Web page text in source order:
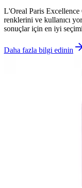
L'Oreal Paris Excellence
renklerini ve kullanıcı
sonuçlar için en iyi
Daha fazla bilgi edinin